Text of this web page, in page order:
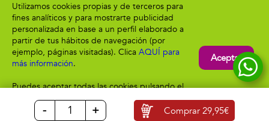
- + Comprar29,95€
Formas de pago
Utilizamos cookies propias y de terceros para
fines analíticos y para mostrarte publicidad
personalizada en base a un perfil elaborado a
partir de tus hábitos de navegación (por
ejemplo, páginas visitadas). Clica AQUÍ para
más información.
Puedes aceptar todas las cookies pulsando el
botón “Aceptar” o configurarlas o rechazar su
uso clicando
AQUÍ
Aceptar